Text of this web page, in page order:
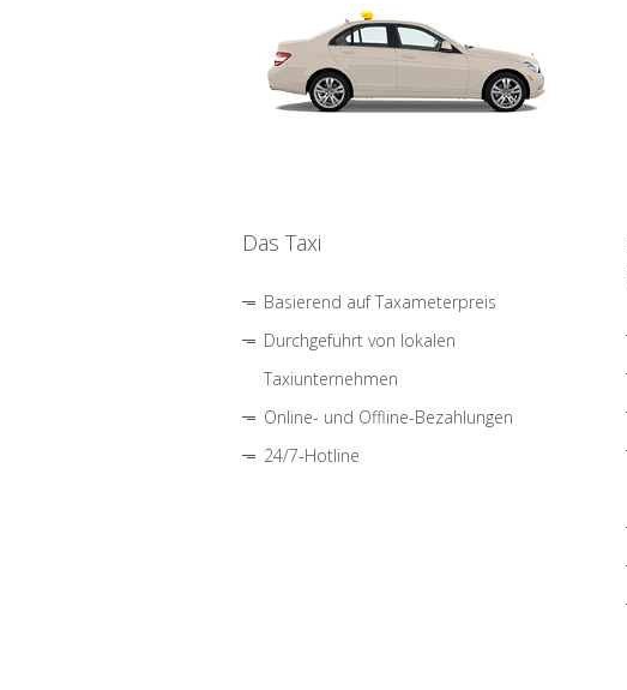
Das Taxi
Basierend auf Taxameterpreis
Durchgeführt von lokalen
Taxiunternehmen
Online- und Offline-Bezahlungen
24/7-Hotline